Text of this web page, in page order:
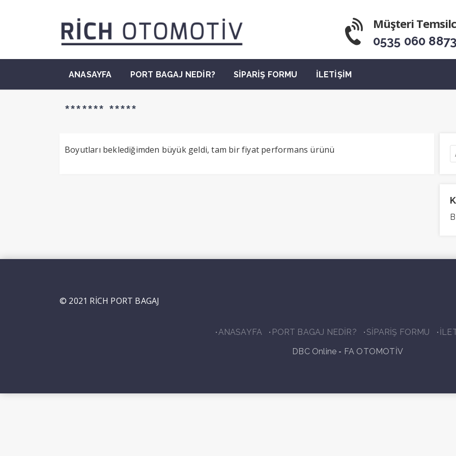
Müşteri
0535 060 8873
ANASAYFA PORT BAGAJ NEDİR? SİPARİŞ FORMU İLETİŞİM
******* *****
Boyutları beklediğimden büyük geldi, tam bir fiyat performans ürünü
© 2021 RİCH PORT BAGAJ
ANASAYFA PORT BAGAJ NEDİR? SİPARİŞ FORMU
DBC Online - FA OTOMOTİV